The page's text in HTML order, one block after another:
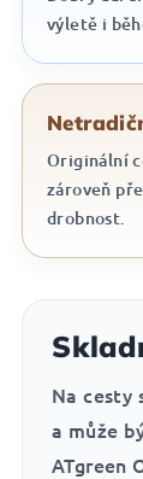
výletě i
Originální
zároveň
drobnost.
Na cesty
a může
ATgreen